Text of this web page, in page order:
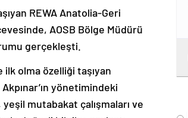
REWA Anatolia-Geri
AOSB Bölge Müdürü
gerçekleşti.
olma özelliği taşıyan
yönetimindeki
mutabakat çalışmaları ve